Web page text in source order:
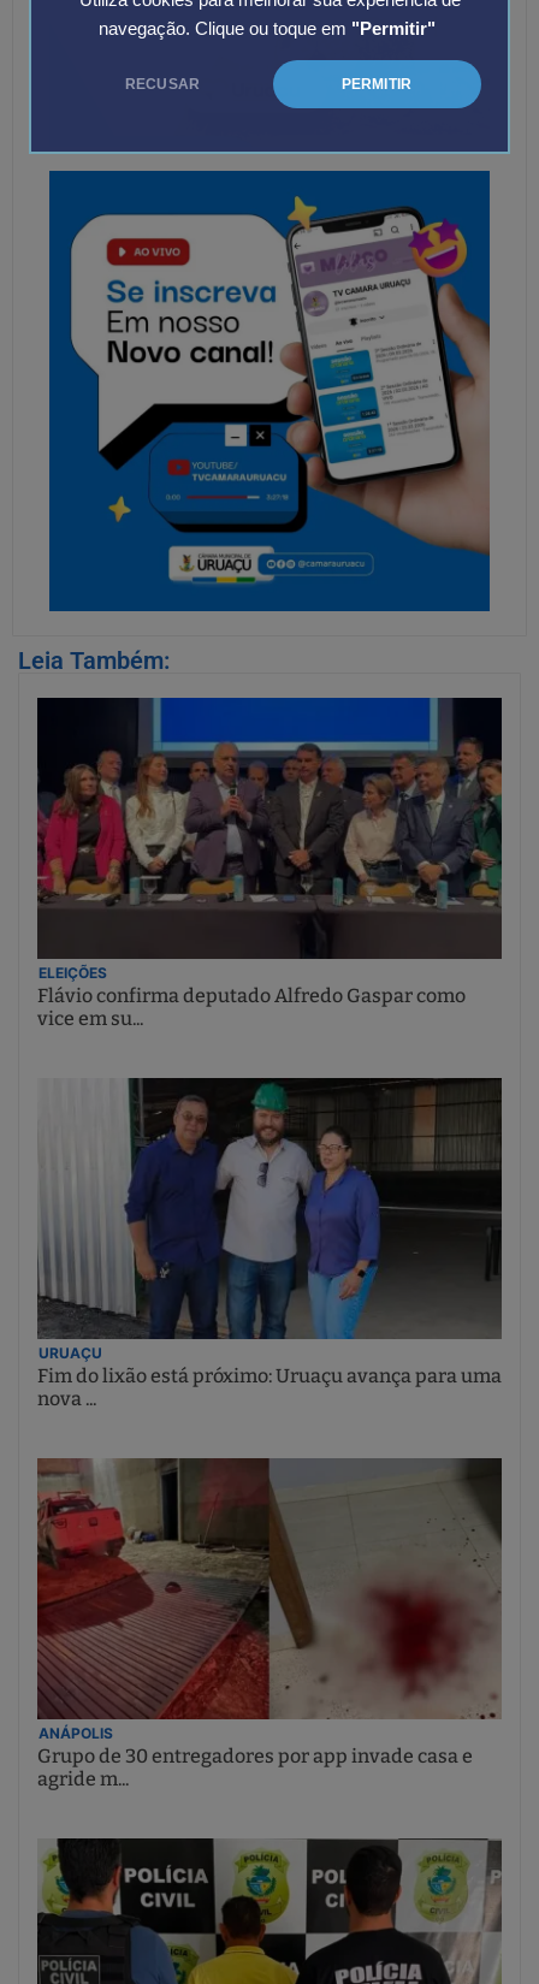
navegação. Clique ou toque em "Permitir"
RECUSAR PERMITIR
Leia Também:
ELEIÇÕES
Flávio confirma deputado Alfredo Gaspar como
vice em su...
URUAÇU
Fim do lixão está próximo: Uruaçu avança para uma
nova ...
ANÁPOLIS
Grupo de 30 entregadores por app invade casa e
agride m...